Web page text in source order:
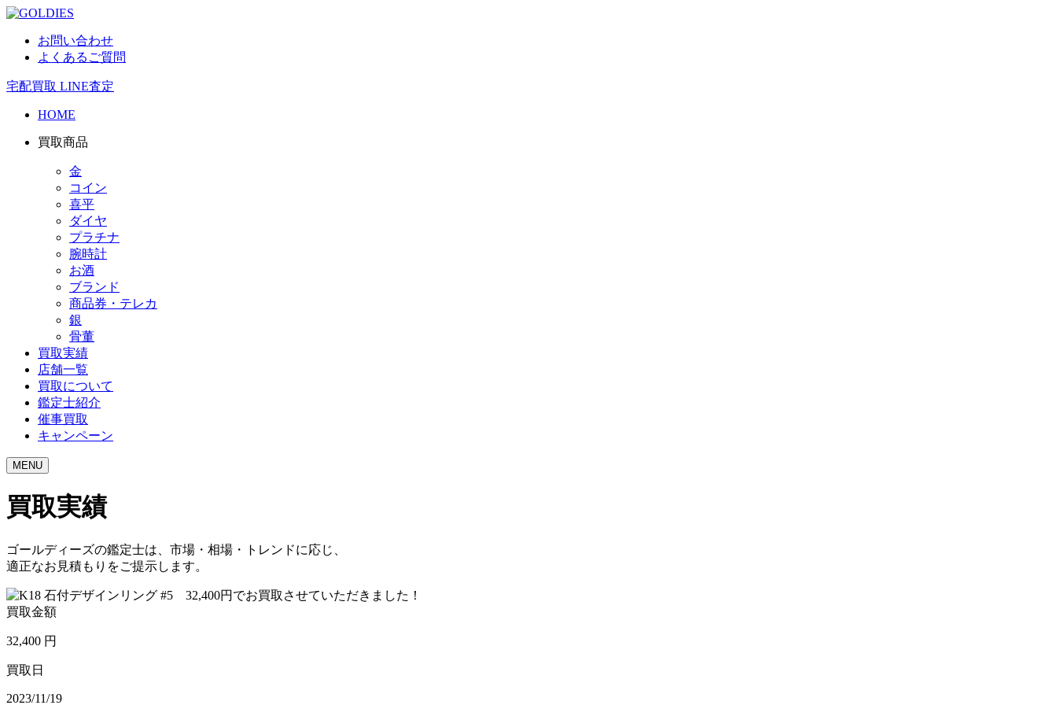
お問い合わせ
よくあるご質問
宅配買取 LINE査定
HOME
買取商品
金
コイン
喜平
ダイヤ
プラチナ
腕時計
お酒
ブランド
商品券・テレカ
銀
骨董
買取実績
店舗一覧
買取について
鑑定士紹介
催事買取
キャンペーン
MENU
買取実績
ゴールディーズの鑑定士は、市場・相場・トレンドに応じ、
適正なお見積もりをご提示します。
買取金額
32,400 円
買取日
2023/11/19